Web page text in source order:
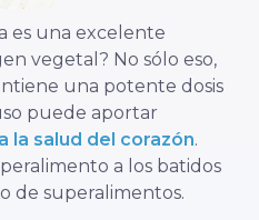
es una excelente
vegetal? No sólo eso,
una potente dosis
puede aportar
la salud del corazón.
a los batidos
de superalimentos.